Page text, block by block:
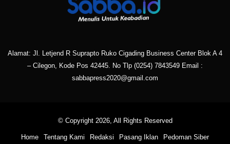
Alamat: Jl. Letjend R Suprapto Ruko Cigading Business Center Blok A 4
– Cilegon, Kode Pos 42445. No Tlp (0254) 7843549 Email :
sabbapress2020@gmail.com
© Copyright 2026, All Rights Reserved
Home Tentang Kami Redaksi Pasang Iklan Pedoman Siber